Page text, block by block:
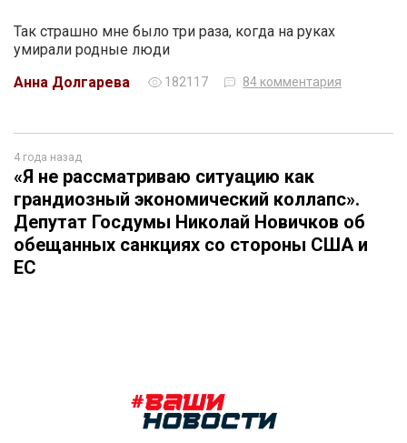
Так страшно мне было три раза, когда на руках
умирали родные люди
Анна Долгарева
182117 84 комментария
4 года назад
«Я не рассматриваю ситуацию как
грандиозный экономический коллапс».
Депутат Госдумы Николай Новичков об
обещанных санкциях со стороны США и
ЕС